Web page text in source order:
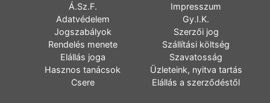
Á.Sz.F.
Impresszum
Adatvédelem
Gy.I.K.
Jogszabályok
Szerzői jog
Rendelés menete
Szállítási költség
Elállás joga
Szavatosság
Hasznos tanácsok
Üzleteink, nyitva tartás
Csere
Elállás a szerződéstől